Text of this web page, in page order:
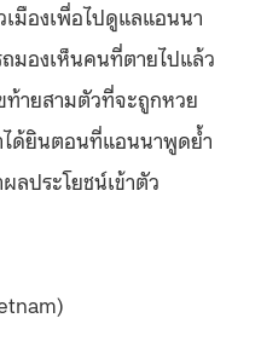
มืองเพื่อไปดูแลแอนนา
มองเห็นคนที่ตายไปแล้ว
ายสามตัวที่จะถูกหวย
ด้ยินตอนที่แอนนาพูดย้ำ
ลประโยชน์เข้าตัว